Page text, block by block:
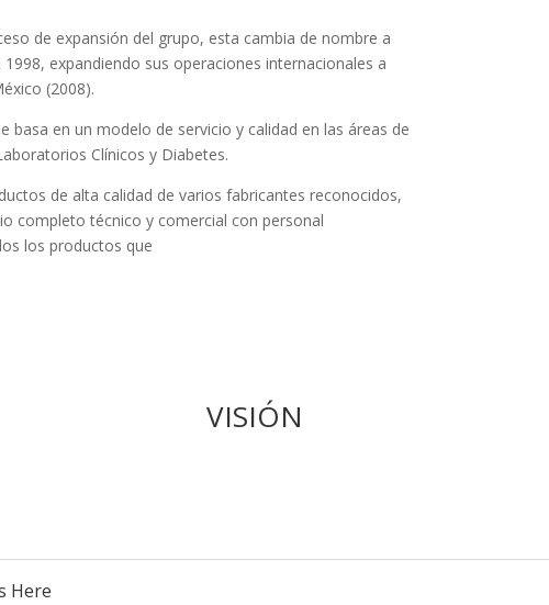
de expansión del grupo, esta cambia de nombre a
expandiendo sus operaciones internacionales a
(2008).
basa en un modelo de servicio y calidad en las áreas de
Clínicos y Diabetes.
de alta calidad de varios fabricantes reconocidos,
completo técnico y comercial con personal
los productos que
VISIÓN
Here